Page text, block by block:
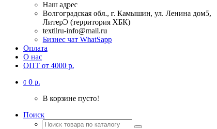
Наш адрес
Волгоградская обл., г. Камышин, ул. Ленина дом5,
ЛитерЭ (территория ХБК)
textilru-info@mail.ru
Бизнес чат WhatSapp
Оплата
О нас
ОПТ от 4000 р.
0 0 р.
В корзине пусто!
Поиск